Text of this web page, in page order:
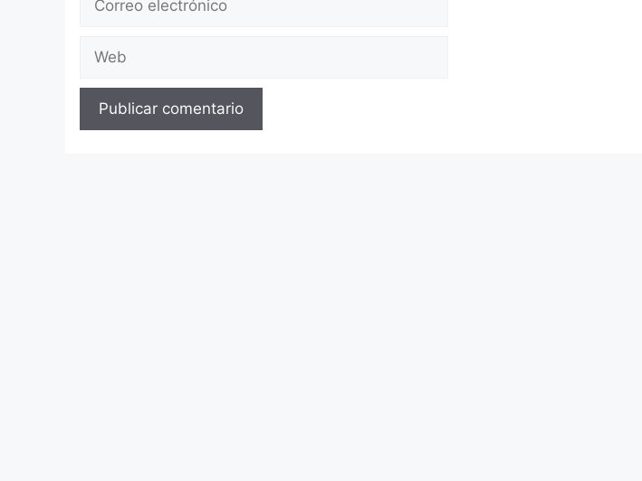
electrónico